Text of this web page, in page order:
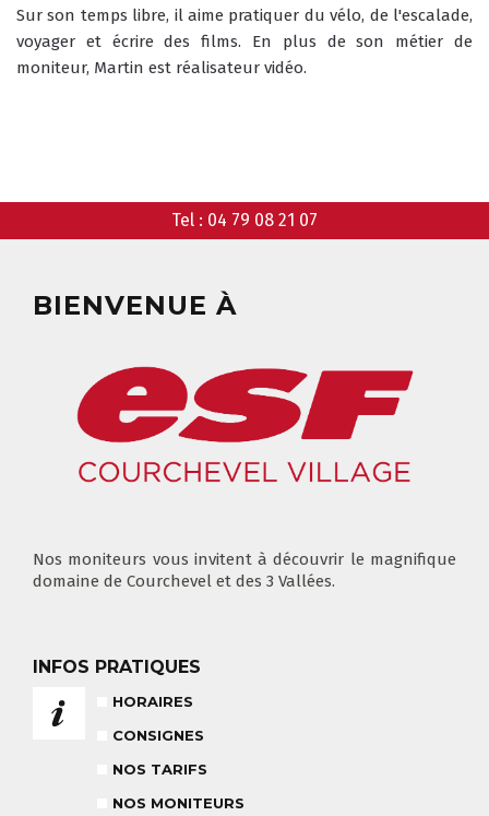
HORAIRES
DU BUREAU ESF
POUR CET HIVER
QUEL EST MON NIVEAU ?
LIEUX DE RASSEMBLEMENTS
CONSEILS POUR VOTRE COURS
CONSEILS AUX PARENTS
GARDERIE
CLUB PIOU PIOU
3-5 ANS
COURS DE SKI ENFANTS & TEAM
COURS PRIVÉ MATIN
À PARTIR DE 670€
Sur son temps libre, il aime pratiquer du vélo, de l'escalade,
voyager et écrire des films. En plus de son métier de
moniteur, Martin est réalisateur vidéo.
Tel : 04 79 08 21 07
BIENVENUE À
Nos moniteurs vous invitent à découvrir le magnifique
domaine de Courchevel et des 3 Vallées.
INFOS PRATIQUES
HORAIRES
CONSIGNES
NOS TARIFS
NOS MONITEURS